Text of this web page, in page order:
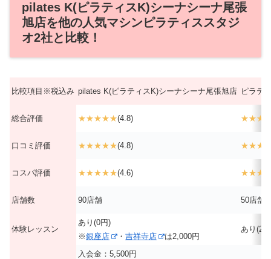
pilates K(ピラティスK)シーナシーナ尾張
旭店を他の人気マシンピラティススタジ
オ2社と比較！
比較項目※税込み pilates K(ピラティスK)シーナシーナ尾張旭店 ピラテ
総合評価 ★★★★★(4.8)
口コミ評価 ★★★★★(4.8)
コスパ評価 ★★★★★(4.6)
店舗数 90店舗 50店舗
体験レッスン
あり(0円)
※銀座店 ・ 吉祥寺店 は2,000円
あり
入会金：5,500円